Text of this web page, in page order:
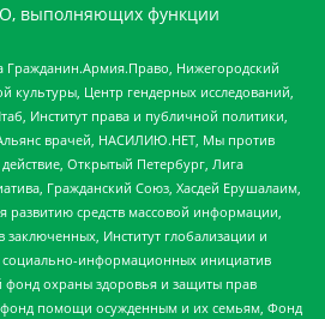
выполняющих функции
Гражданин.Армия.Право, Нижегородский
культуры, Центр гендерных исследований,
Институт права и публичной политики,
врачей, НАСИЛИЮ.НЕТ, Мы против
Открытый Петербург, Лига
Гражданский Союз, Хасдей Ерушалаим,
развитию средств массовой информации,
Институт глобализации и
информационных инициатив
фонд охраны здоровья и защиты прав
фонд помощи осужденным и их семьям, Фонд